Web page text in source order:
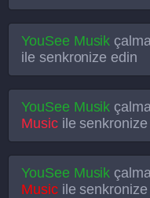
YouSee Musik
ile senkronize edin
YouSee Musik
Musicile senkronize
YouSee Musik
Musicile senkronize